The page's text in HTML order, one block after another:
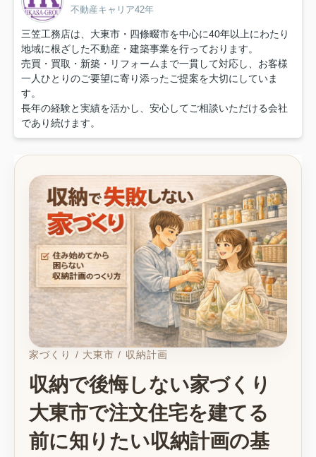
不動産キャリア42年
三笠工務店は、大東市・四條畷市を中心に40年以上にわたり
地域に根ざした不動産・建築事業を行っております。
売買・買取・新築・リフォームまで一貫して対応し、お客様
一人ひとりのご要望に寄り添ったご提案を大切にしていま
す。
長年の経験と実績を活かし、安心してご相談いただける会社
であり続けます。
家づくり / 大東市 / 収納計画
収納で後悔しない家づくり
大東市で注文住宅を建てる
前に知りたい収納計画の基